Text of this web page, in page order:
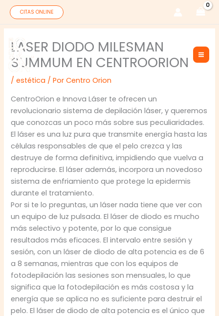
contenido
CITAS ONLINE
LASER DIODO MILESMAN
SUMMUM EN CENTROORION
/estética / PorCentro Orion
CentroOrion e Innova Láser te ofrecen un
revolucionario sistema de depilación láser, y queremos
que conozcas un poco más sobre sus peculiaridades.
El láser es una luz pura que transmite energía hasta las
células responsables de que el pelo crezca y las
destruye de forma definitiva, impidiendo que vuelva a
reproducirse. El láser además, incorpora un novedoso
sistema de enfriamiento que protege la epidermis
durante el tratamiento.
Por si te lo preguntas, un láser nada tiene que ver con
un equipo de luz pulsada. El láser de diodo es mucho
más selectivo y potente, por lo que consigue
resultados más eficaces. El intervalo entre sesión y
sesión, con un láser de diodo de alta potencia es de 6
a 8 semanas, mientras que con los equipos de
fotodepilación las sesiones son mensuales, lo que
significa que la fotodepilación es más costosa y la
energía que se aplica no es suficiente para destruir el
pelo. El láser de diodo de alta potencia es el único que